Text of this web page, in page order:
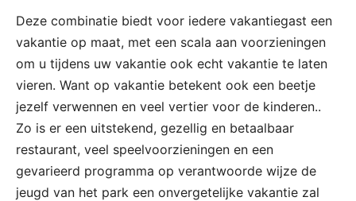
Deze combinatie biedt voor iedere vakantiegast een
vakantie op maat, met een scala aan voorzieningen
om u tijdens uw vakantie ook echt vakantie te laten
vieren. Want op vakantie betekent ook een beetje
jezelf verwennen en veel vertier voor de kinderen..
Zo is er een uitstekend, gezellig en betaalbaar
restaurant, veel speelvoorzieningen en een
gevarieerd programma op verantwoorde wijze de
jeugd van het park een onvergetelijke vakantie zal